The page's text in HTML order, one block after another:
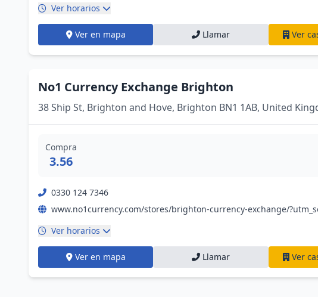
Ver horarios
Ver en mapa Llamar Ver
No1 Currency Exchange Brighton
38 Ship St, Brighton and Hove, Brighton BN1 1AB, United
Compra
3.56
0330 124 7346
Ver horarios
Ver en mapa Llamar Ver